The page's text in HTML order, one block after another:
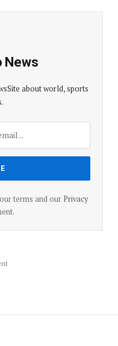
News
about world, sports
terms and our Privacy